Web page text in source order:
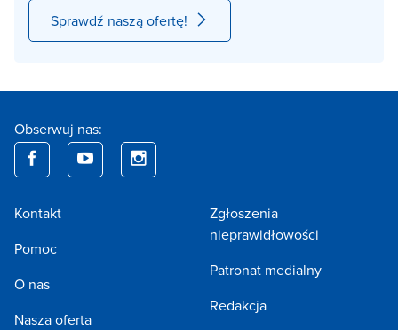
Sprawdź naszą ofertę!
Obserwuj nas:
Kontakt
Pomoc
O nas
Nasza oferta
Zgłoszenia
nieprawidłowości
Patronat medialny
Redakcja